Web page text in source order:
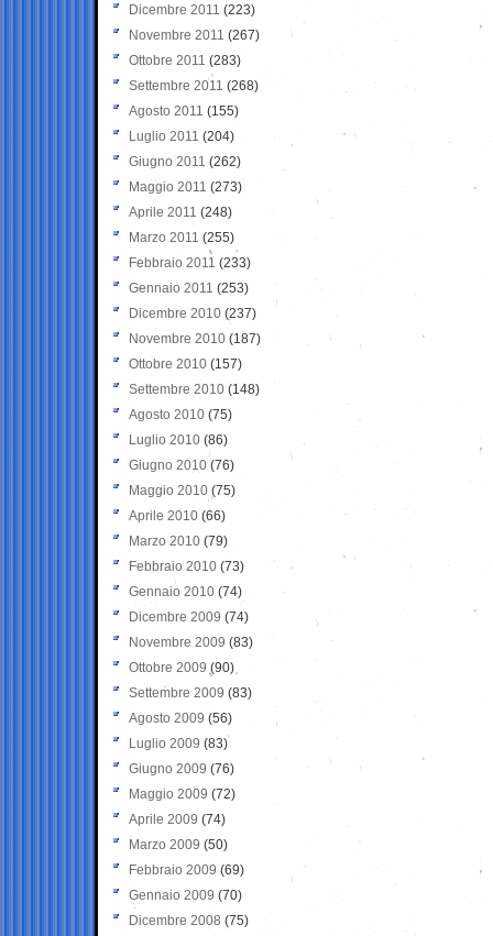
Dicembre 2011 (223)
Novembre 2011 (267)
Ottobre 2011 (283)
Settembre 2011 (268)
Agosto 2011 (155)
Luglio 2011 (204)
Giugno 2011 (262)
Maggio 2011 (273)
Aprile 2011 (248)
Marzo 2011 (255)
Febbraio 2011 (233)
Gennaio 2011 (253)
Dicembre 2010 (237)
Novembre 2010 (187)
Ottobre 2010 (157)
Settembre 2010 (148)
Agosto 2010 (75)
Luglio 2010 (86)
Giugno 2010 (76)
Maggio 2010 (75)
Aprile 2010 (66)
Marzo 2010 (79)
Febbraio 2010 (73)
Gennaio 2010 (74)
Dicembre 2009 (74)
Novembre 2009 (83)
Ottobre 2009 (90)
Settembre 2009 (83)
Agosto 2009 (56)
Luglio 2009 (83)
Giugno 2009 (76)
Maggio 2009 (72)
Aprile 2009 (74)
Marzo 2009 (50)
Febbraio 2009 (69)
Gennaio 2009 (70)
Dicembre 2008 (75)